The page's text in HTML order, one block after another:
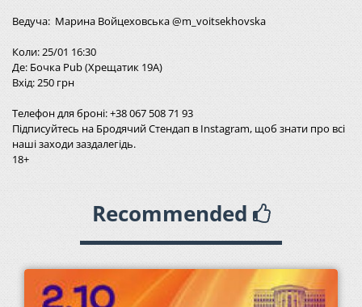
Ведуча: Марина Войцеховська @m_voitsekhovska
Коли: 25/01 16:30
Де: Бочка Pub (Хрещатик 19А)
Вхід: 250 грн
Телефон для броні: +38 067 508 71 93
Підписуйтесь на Бродячий Стендап в Instagram, щоб знати про всі
наші заходи заздалегідь.
18+
Recommended